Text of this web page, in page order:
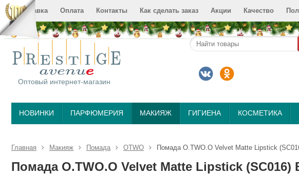
Доставка Оплата Контакты Как сделать заказ Акции Качество
Оптовый интернет-магазин
НОВИНКИ ПАРФЮМЕРИЯ МАКИЯЖ ГИГИЕНА КОСМЕТИКА
Главная Макияж Помада OTWO Помада O.TWO.O Velvet Matte Lipstick
Помада O.TWO.O Velvet Matte Lipstick (SC016)